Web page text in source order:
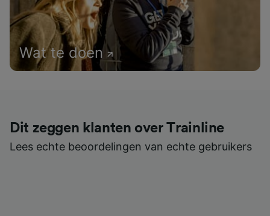
Wat te doen
Dit zeggen klanten over Trainline
Lees echte beoordelingen van echte gebruikers